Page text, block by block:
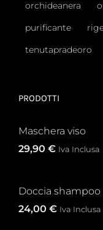
orchideanera
purificante
tenutapradeoro
PRODOTTI
Maschera viso
29,90 € Iva Inclusa
Doccia
24,00 € Iva Inclusa